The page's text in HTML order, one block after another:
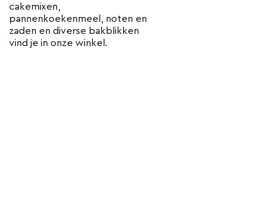
cakemixen,
pannenkoekenmeel, noten en
zaden en diverse bakblikken
vind je in onze winkel.